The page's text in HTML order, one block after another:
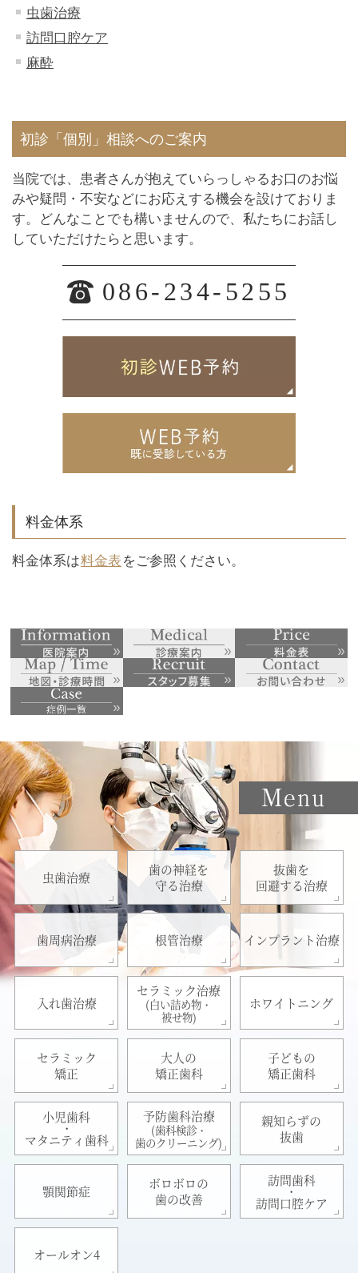
虫歯治療
訪問口腔ケア
麻酔
初診「個別」相談へのご案内
当院では、患者さんが抱えていらっしゃるお口のお悩
みや疑問・不安などにお応えする機会を設けておりま
す。どんなことでも構いませんので、私たちにお話し
していただけたらと思います。
086-234-5255
料金体系
料金体系は料金表 をご参照ください。
虫歯治療
歯の神経を
守る治療
抜歯を
回避する治療
歯周病治療 根管治療 インプラント治療
入れ歯治療
セラミック治療
(白い詰め物・
被せ物)
ホワイトニング
セラミック
矯正
大人の
矯正歯科
子どもの
矯正歯科
小児歯科
・
マタニティ歯科
予防歯科治療
(歯科検診・
歯のクリーニング)
親知らずの
抜歯
顎関節症
ボロボロの
歯の改善
訪問歯科
・
訪問口腔ケア
オールオン4